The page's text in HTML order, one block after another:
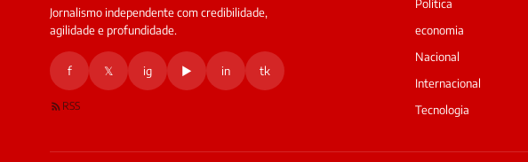
Jornalismo independente com credibilidade,
agilidade e profundidade.
f 𝕏 ig ▶ in tk
RSS
Política
economia
Nacional
Internacional
Tecnologia